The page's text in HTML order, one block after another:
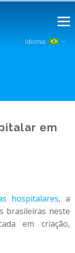
Idioma:
em
hospitalares, a
brasileiras neste
em criação,